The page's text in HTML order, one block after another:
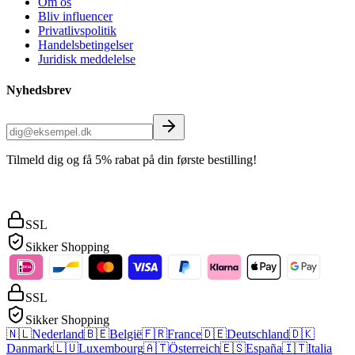
Bliv influencer
Privatlivspolitik
Handelsbetingelser
Juridisk meddelelse
Nyhedsbrev
Tilmeld dig og få 5% rabat på din første bestilling!
SSL
Sikker Shopping
SSL
Sikker Shopping
🇳🇱Nederland🇧🇪België🇫🇷France🇩🇪Deutschland🇩🇰
Danmark🇱🇺Luxembourg🇦🇹Österreich🇪🇸España🇮🇹Italia